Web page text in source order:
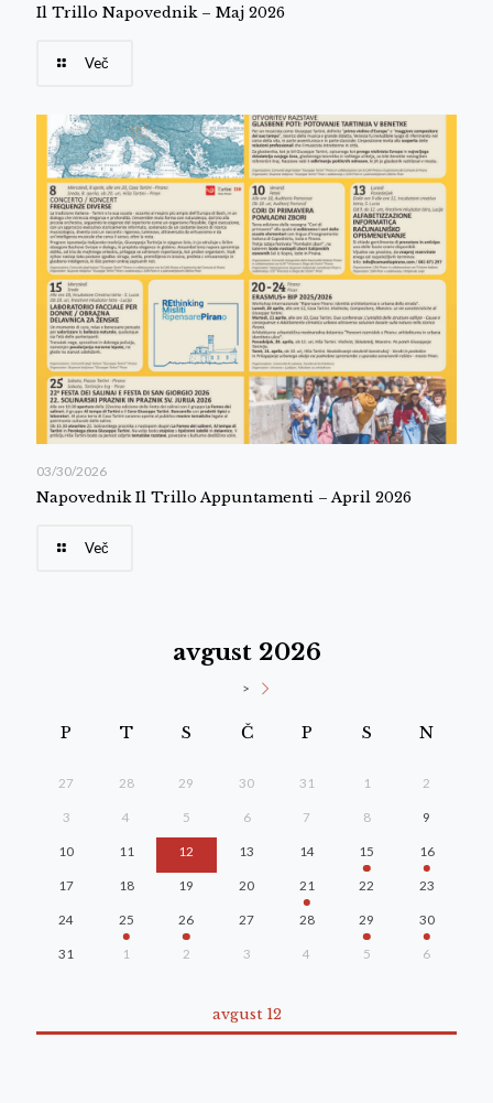
Il Trillo Napovednik – Maj 2026
Več
03/30/2026
Napovednik Il Trillo Appuntamenti – April 2026
Več
avgust 2026
>
P T S Č P S N
27 28 29 30 31 1 2
3 4 5 6 7 8 9
10 11 12 13 14 15 16
17 18 19 20 21 22 23
24 25 26 27 28 29 30
31 1 2 3 4 5 6
avgust 12